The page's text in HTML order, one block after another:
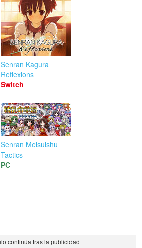
Senran Kagura
Reflexions
Switch
Senran Meisuishu
Tactics
PC